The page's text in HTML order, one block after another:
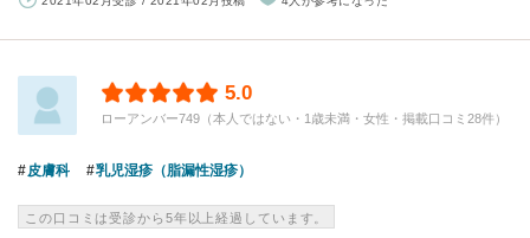
5.0
ローアンバー749（本人ではない・1歳未満・女性・掲載口コミ28件）
皮膚科 乳児湿疹（脂漏性湿疹）
この口コミは受診から5年以上経過しています。